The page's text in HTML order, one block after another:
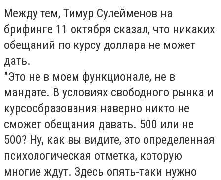
Между тем, Тимур Сулейменов на
брифинге 11 октября сказал, что никаких
обещаний по курсу доллара не может
дать.
"Это не в моем функционале, не в
мандате. В условиях свободного рынка и
курсообразования наверно никто не
сможет обещания давать. 500 или не
500? Ну, как вы видите, это определенная
психологическая отметка, которую
многие ждут. Здесь опять-таки нужно